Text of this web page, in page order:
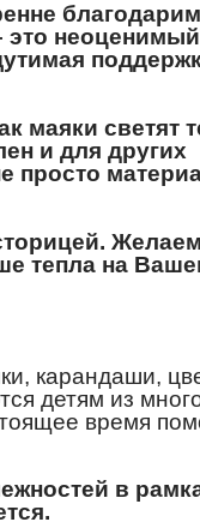
маяки светят
и для других
просто
тепла на
карандаши,
детям из
время
в